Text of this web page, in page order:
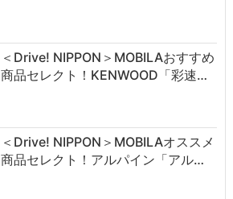
＜Drive! NIPPON＞MOBILAおすすめ
商品セレクト！KENWOOD「彩速…
＜Drive! NIPPON＞MOBILAオススメ
商品セレクト！アルパイン「アル…